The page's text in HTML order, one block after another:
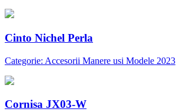
Cinto Nichel Perla
Categorie: Accesorii Manere usi Modele 2023
Cornisa JX03-W